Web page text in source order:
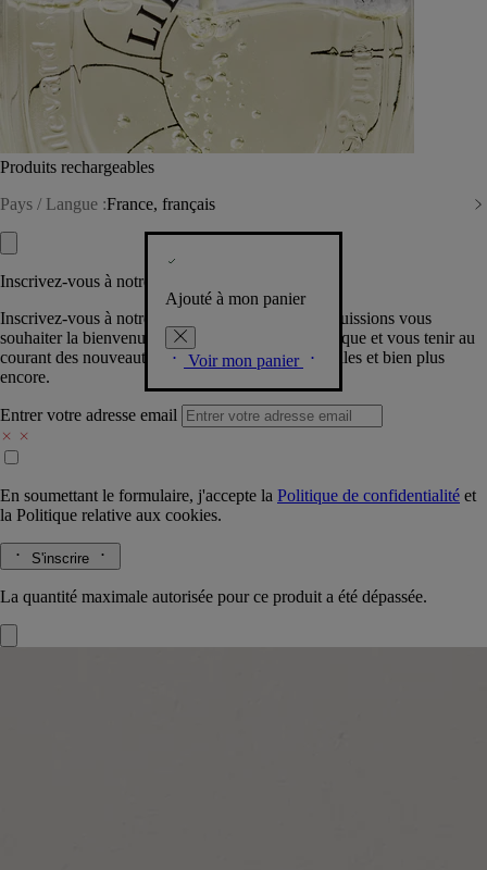
Produits rechargeables
Pays / Langue :France, français
Ajouté à mon panier
Voir mon panier
Inscrivez-vous à notre Newsletter
Inscrivez-vous à notre newsletter pour que nous puissions vous
souhaiter la bienvenue dans la communauté Diptyque et vous tenir au
courant des nouveautés, événements, offres spéciales et bien plus
encore.
Entrer votre adresse email
En soumettant le formulaire, j'accepte la Politique de confidentialité et
la Politique relative aux cookies.
S'inscrire
La quantité maximale autorisée pour ce produit a été dépassée.